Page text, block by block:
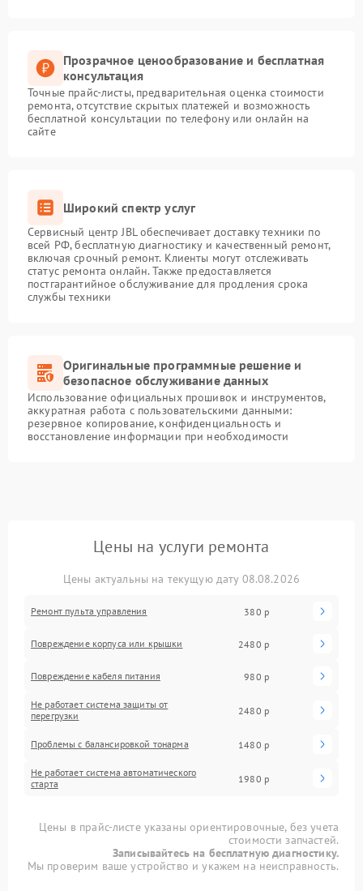
Прозрачное ценообразование и бесплатная
консультация
Точные прайс-листы, предварительная оценка стоимости
ремонта, отсутствие скрытых платежей и возможность
бесплатной консультации по телефону или онлайн на
сайте
Широкий спектр услуг
Сервисный центр JBL обеспечивает доставку техники по
всей РФ, бесплатную диагностику и качественный ремонт,
включая срочный ремонт. Клиенты могут отслеживать
статус ремонта онлайн. Также предоставляется
постгарантийное обслуживание для продления срока
службы техники
Оригинальные программные решение и
безопасное обслуживание данных
Использование официальных прошивок и инструментов,
аккуратная работа с пользовательскими данными:
резервное копирование, конфиденциальность и
восстановление информации при необходимости
Цены на услуги ремонта
Цены актуальны на текущую дату 08.08.2026
Ремонт пульта управления 380 р
Повреждение корпуса или крышки 2480 р
Повреждение кабеля питания 980 р
Не работает система защиты от
перегрузки
2480 р
Проблемы с балансировкой тонарма 1480 р
Не работает система автоматического
старта
1980 р
Цены в прайс-листе указаны ориентировочные, без учета
стоимости запчастей.
Записывайтесь на бесплатную диагностику.
Мы проверим ваше устройство и укажем на неисправность.